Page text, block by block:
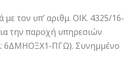
με τον υπ’ αριθμ. ΟΙΚ. 4325/16-
την παροχή υπηρεσιών
6ΔΜΗΟΞΧ1-ΠΓΩ). Συνημμένο